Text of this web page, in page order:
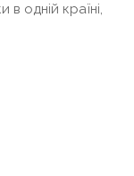
в одній країні,